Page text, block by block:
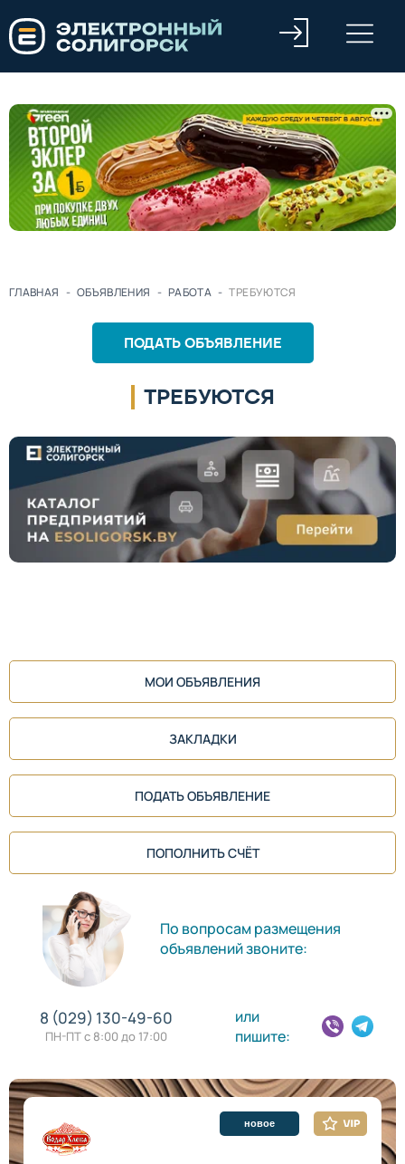
ГЛАВНАЯ - ОБЪЯВЛЕНИЯ - РАБОТА - ТРЕБУЮТСЯ
ТРЕБУЮТСЯ
ПОДАТЬ ОБЪЯВЛЕНИЕ
МОИ ОБЪЯВЛЕНИЯ
ЗАКЛАДКИ
ПОДАТЬ ОБЪЯВЛЕНИЕ
ПОПОЛНИТЬ СЧЁТ
По вопросам размещения
объявлений звоните:
8 (029) 130-49-60
ПН-ПТ с 8:00 до 17:00
или
пишите:
новое